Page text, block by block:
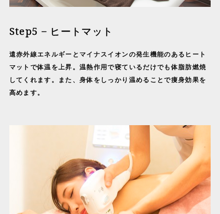
Step5 − ヒートマット
遠赤外線エネルギーとマイナスイオンの発生機能のあるヒート
マットで体温を上昇。温熱作用で寝ているだけでも体脂肪燃焼
してくれます。また、身体をしっかり温めることで痩身効果を
高めます。